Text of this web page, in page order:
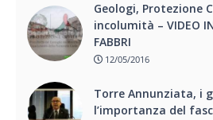
Geologi, Protezione
incolumità – VIDEO
FABBRI
12/05/2016
Torre Annunziata, i
l’importanza del